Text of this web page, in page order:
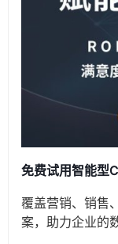
免费试用智能型
覆盖营销、销售
案，助力企业的